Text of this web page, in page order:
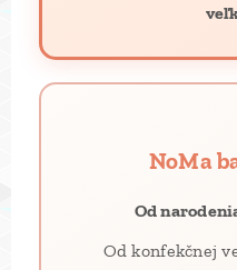
NoMa
Od
📐 Od konfekčnej